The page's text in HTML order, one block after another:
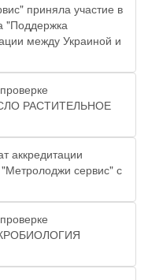
приняла участие в
"Поддержка
между Украиной и
РАСТИТЕЛЬНОЕ
аккредитации
сервис" с